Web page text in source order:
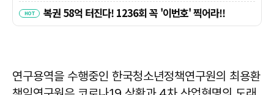
연구용역을 수행중인 한국청소년정책연구원의 최용환